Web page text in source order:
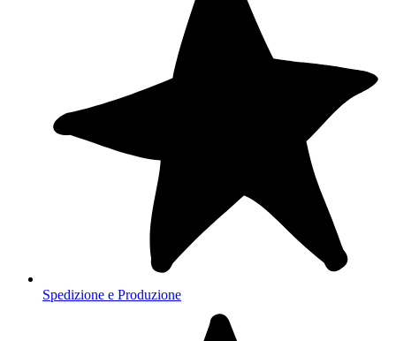
Spedizione e Produzione